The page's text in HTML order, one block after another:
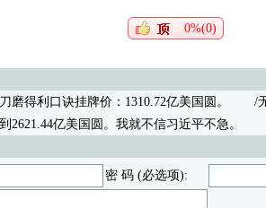
0%(0)
磨得利口诀挂牌价：1310.72亿美国圆。
/无
2621.44亿美国圆。我就不信习近平不急。
密 码 (必选项):